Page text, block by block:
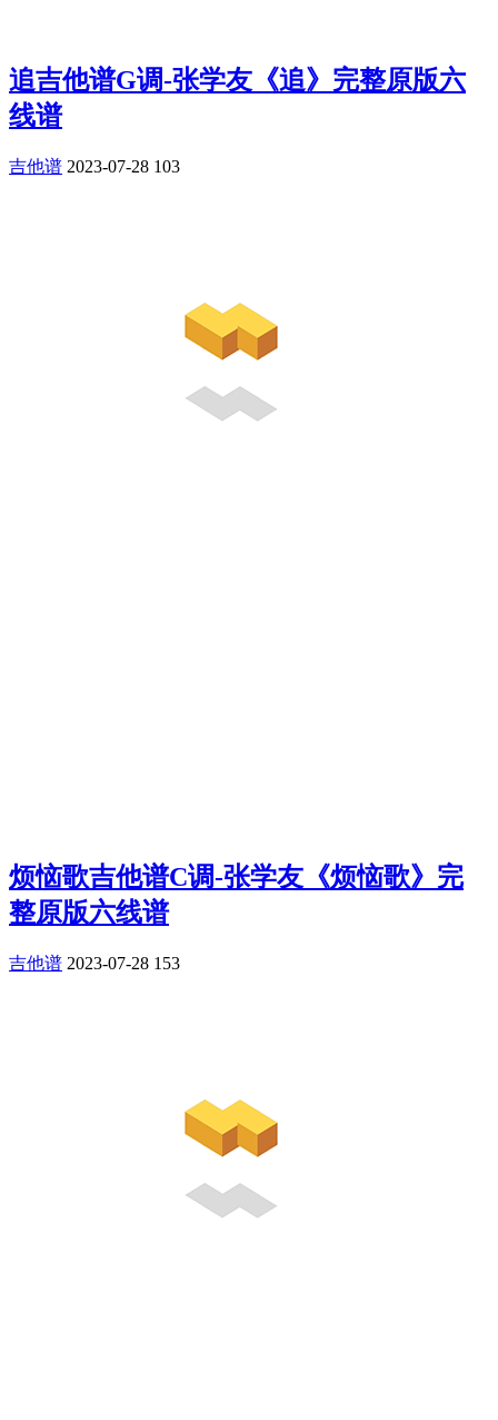
追吉他谱G调-张学友《追》完整原版六
线谱
吉他谱 2023-07-28 103
烦恼歌吉他谱C调-张学友《烦恼歌》完
整原版六线谱
吉他谱 2023-07-28 153